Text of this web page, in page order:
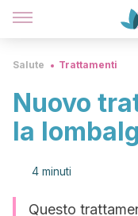
Salute Trattamenti
Nuovo
la
4 minuti
Questo